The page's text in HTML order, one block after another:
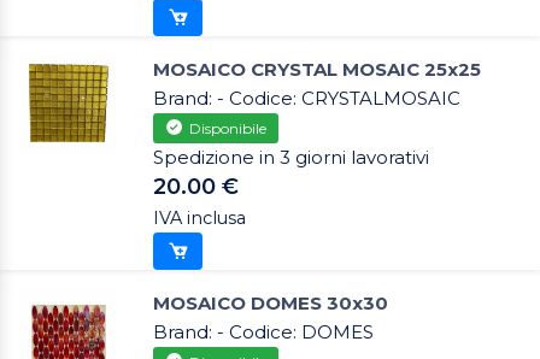
MOSAICO CRYSTAL MOSAIC 25x25
Brand: - Codice: CRYSTALMOSAIC
Disponibile
Spedizione in 3 giorni lavorativi
20.00 €
IVA inclusa
MOSAICO DOMES 30x30
Brand: - Codice: DOMES